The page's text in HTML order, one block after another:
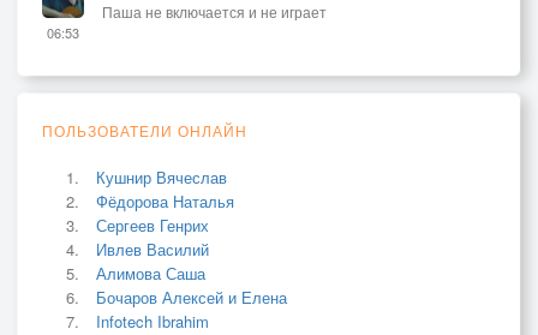
06:53
Паша не включается и не играет
ПОЛЬЗОВАТЕЛИ ОНЛАЙН
Кушнир Вячеслав
Фёдорова Наталья
Сергеев Генрих
Ивлев Василий
Алимова Саша
Бочаров Алексей и Елена
Infotech Ibrahim